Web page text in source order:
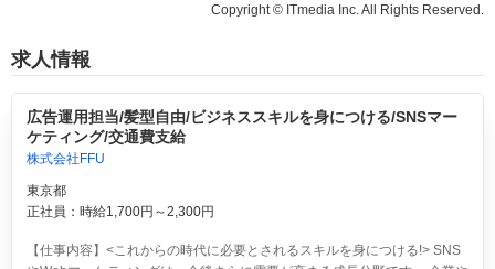
Copyright © ITmedia Inc. All Rights Reserved.
求人情報
広告運用担当/髪型自由/ビジネススキルを身につける/SNSマー
ケティング/交通費支給
株式会社FFU
東京都
正社員：時給1,700円～2,300円
【仕事内容】<これからの時代に必要とされるスキルを身につける!> SNS